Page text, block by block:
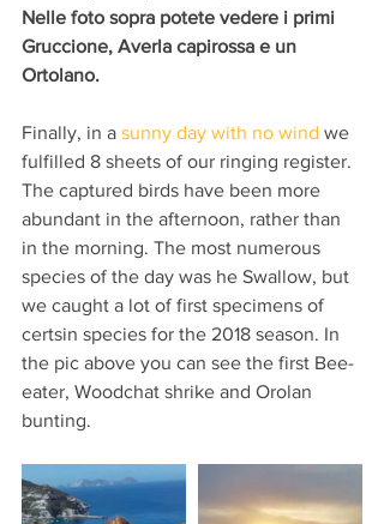
Nelle foto sopra potete vedere i primi
Gruccione, Averla capirossa e un
Ortolano.
Finally, in a sunny day with no wind we
fulfilled 8 sheets of our ringing register.
The captured birds have been more
abundant in the afternoon, rather than
in the morning. The most numerous
species of the day was he Swallow, but
we caught a lot of first specimens of
certsin species for the 2018 season. In
the pic above you can see the first Bee-
eater, Woodchat shrike and Orolan
bunting.